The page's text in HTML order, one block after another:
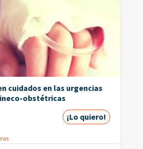
cuidados en las urgencias
obstétricas
¡Lo quiero!